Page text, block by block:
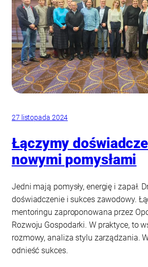
27 listopada 2024
Łączymy
nowymi pomysłami
Jedni mają pomysły, energię i zapał.
doświadczenie i sukces zawodowy.
mentoringu zaproponowana przez
Rozwoju Gospodarki. W praktyce, to
rozmowy, analiza stylu zarządzania.
odnieść sukces.